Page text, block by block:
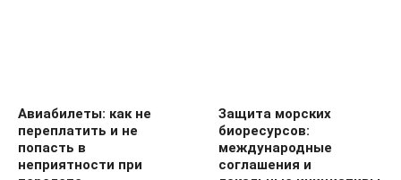
Авиабилеты: как не
переплатить и не
попасть в
неприятности при
Защита морских
биоресурсов:
международные
соглашения и